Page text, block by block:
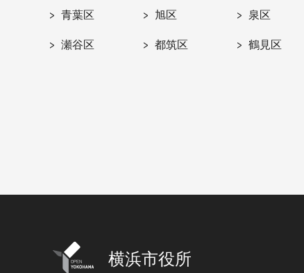
青葉区 旭区 泉区
瀬谷区 都筑区 鶴見区
横浜市役所